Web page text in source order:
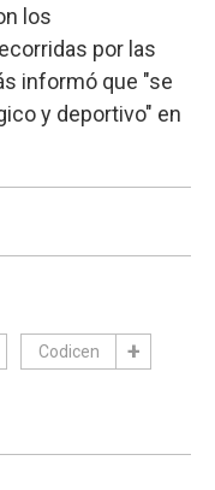
los
por las
informó que "se
y deportivo" en
Codicen